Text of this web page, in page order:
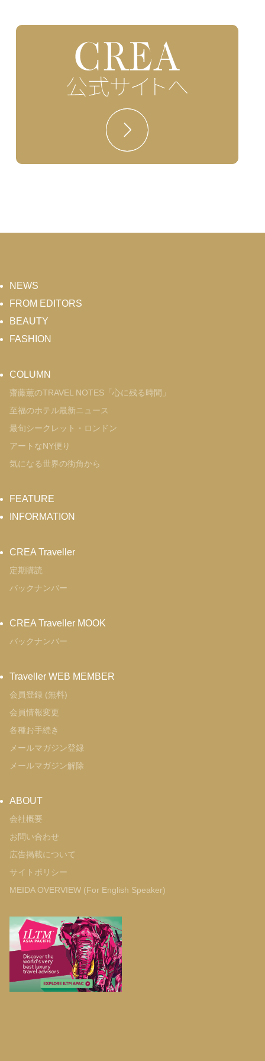
NEWS
FROM EDITORS
BEAUTY
FASHION
COLUMN
齋藤薫のTRAVEL NOTES「心に残る時間」
至福のホテル最新ニュース
最旬シークレット・ロンドン
アートなNY便り
気になる世界の街角から
FEATURE
INFORMATION
CREA Traveller
定期購読
バックナンバー
CREA Traveller MOOK
バックナンバー
Traveller WEB MEMBER
会員登録 (無料)
会員情報変更
各種お手続き
メールマガジン登録
メールマガジン解除
ABOUT
会社概要
お問い合わせ
広告掲載について
サイトポリシー
MEIDA OVERVIEW (For English Speaker)